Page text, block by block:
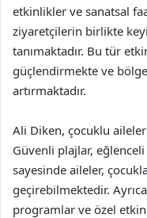
etkinlikler ve sanatsal
ziyaretçilerin birlikte
tanımaktadır. Bu tür
güçlendirmekte ve
artırmaktadır.
Ali Diken, çocuklu
Güvenli plajlar,
sayesinde aileler,
geçirebilmektedir.
programlar ve özel